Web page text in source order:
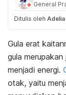
General
Ditulis oleh Adelia
Gula erat
gula
menjadi energi.
otak, yaitu